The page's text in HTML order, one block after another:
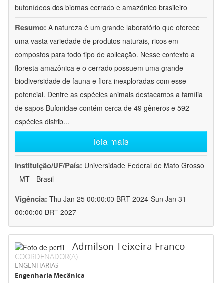
bufonídeos dos biomas cerrado e amazônico brasileiro
Resumo: A natureza é um grande laboratório que oferece
uma vasta variedade de produtos naturais, ricos em
compostos para todo tipo de aplicação. Nesse contexto a
floresta amazônica e o cerrado possuem uma grande
biodiversidade de fauna e flora inexploradas com esse
potencial. Dentre as espécies animais destacamos a família
de sapos Bufonidae contém cerca de 49 gêneros e 592
espécies distrib...
leia mais
Instituição/UF/País: Universidade Federal de Mato Grosso
- MT - Brasil
Vigência: Thu Jan 25 00:00:00 BRT 2024-Sun Jan 31
00:00:00 BRT 2027
Admilson Teixeira Franco
COORDENADOR(A)
ENGENHARIAS
Engenharia Mecânica